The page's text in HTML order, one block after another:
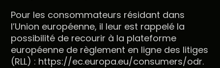
Pour les consommateurs résidant dans
l’Union européenne, il leur est rappelé la
possibilité de recourir à la plateforme
européenne de règlement en ligne des litiges
(RLL) : https://ec.europa.eu/consumers/odr.